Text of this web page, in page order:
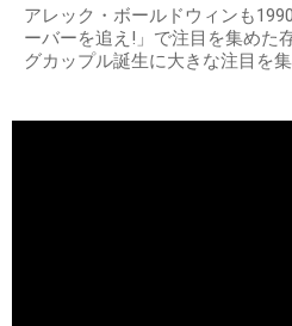
アレック・ボールドウィンも
ーバーを追え!」で注目を集めた
グカップル誕生に大きな注目を集